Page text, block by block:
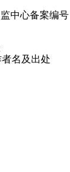
中心备案编号
名及出处